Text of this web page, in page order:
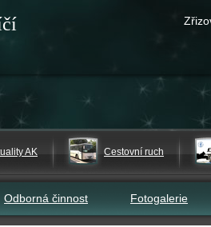
AK Cestovní ruch
Odborná činnost Fotogalerie